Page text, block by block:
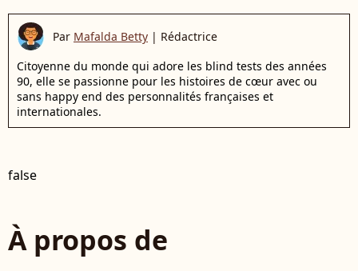
Par Mafalda Betty | Rédactrice
Citoyenne du monde qui adore les blind tests des années
90, elle se passionne pour les histoires de cœur avec ou
sans happy end des personnalités françaises et
internationales.
false
À propos de